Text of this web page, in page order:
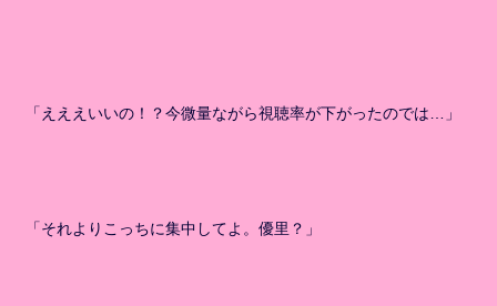
「えええいいの！？今微量ながら視聴率が下がったのでは…」
「それよりこっちに集中してよ。優里？」